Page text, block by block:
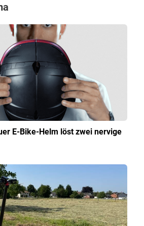
E-Bike-Helm löst zwei nervige